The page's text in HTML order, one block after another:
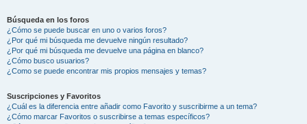
Búsqueda en los foros
¿Cómo se puede buscar en uno o varios foros?
¿Por qué mi búsqueda me devuelve ningún resultado?
¿Por qué mi búsqueda me devuelve una página en blanco?
¿Cómo busco usuarios?
¿Como se puede encontrar mis propios mensajes y temas?
Suscripciones y Favoritos
¿Cuál es la diferencia entre añadir como Favorito y suscribirme a un tema?
¿Cómo marcar Favoritos o suscribirse a temas específicos?